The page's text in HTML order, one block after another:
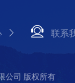
联系
公司 版权所有